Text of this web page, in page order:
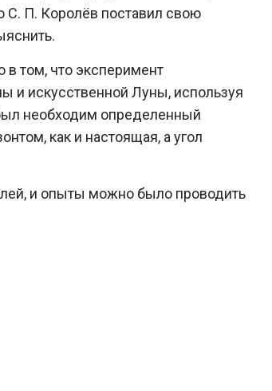
С. П. Королёв поставил свою
в том, что эксперимент
и искусственной Луны, используя
необходим определенный
как и настоящая, а угол
и опыты можно было проводить